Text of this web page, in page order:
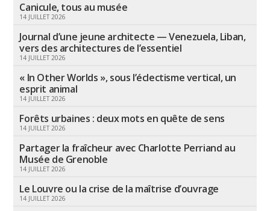
Canicule, tous au musée
14 JUILLET 2026
Journal d’une jeune architecte — Venezuela, Liban,
vers des architectures de l’essentiel
14 JUILLET 2026
« In Other Worlds », sous l’éclectisme vertical, un
esprit animal
14 JUILLET 2026
Forêts urbaines : deux mots en quête de sens
14 JUILLET 2026
Partager la fraîcheur avec Charlotte Perriand au
Musée de Grenoble
14 JUILLET 2026
Le Louvre ou la crise de la maîtrise d’ouvrage
14 JUILLET 2026